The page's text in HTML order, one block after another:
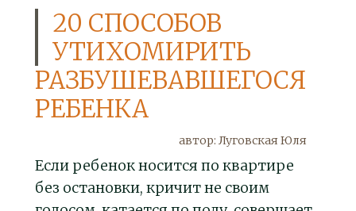
20 СПОСОБОВ
УТИХОМИРИТЬ
РАЗБУШЕВАВШЕГОСЯ
РЕБЕНКА
автор: Луговская Юля
Если ребенок носится по квартире
без остановки, кричит не своим